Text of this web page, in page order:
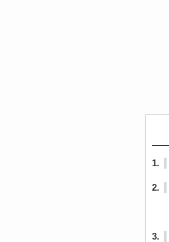
1.
2.
3.